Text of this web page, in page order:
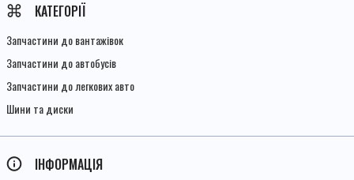
КАТЕГОРІЇ
Запчастини до вантажівок
Запчастини до автобусів
Запчастини до легкових авто
Шини та диски
ІНФОРМАЦІЯ